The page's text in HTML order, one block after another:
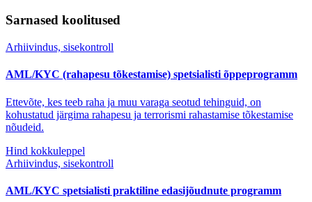
Sarnased koolitused
Arhiivindus, sisekontroll
AML/KYC (rahapesu tõkestamise) spetsialisti õppeprogramm
Ettevõte, kes teeb raha ja muu varaga seotud tehinguid, on
kohustatud järgima rahapesu ja terrorismi rahastamise tõkestamise
nõudeid.
Hind kokkuleppel
Arhiivindus, sisekontroll
AML/KYC spetsialisti praktiline edasijõudnute programm